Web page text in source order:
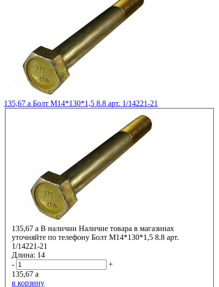
135,67 a Болт М14*130*1,5 8.8 арт. 1/14221-21
135,67 a В наличии Наличие товара в магазинах
уточняйте по телефону Болт М14*130*1,5 8.8 арт.
1/14221-21
Длина: 14
-
+
135,67 a
в корзину